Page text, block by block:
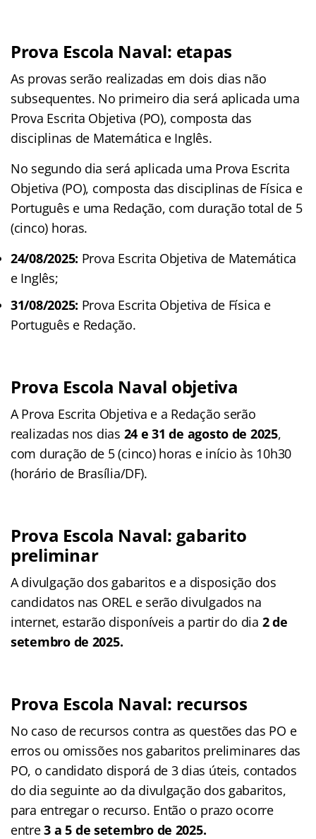
Prova Escola Naval: etapas
As provas serão realizadas em dois dias não
subsequentes. No primeiro dia será aplicada uma
Prova Escrita Objetiva (PO), composta das
disciplinas de Matemática e Inglês.
No segundo dia será aplicada uma Prova Escrita
Objetiva (PO), composta das disciplinas de Física e
Português e uma Redação, com duração total de 5
(cinco) horas.
24/08/2025: Prova Escrita Objetiva de Matemática
e Inglês;
31/08/2025: Prova Escrita Objetiva de Física e
Português e Redação.
Prova Escola Naval objetiva
A Prova Escrita Objetiva e a Redação serão
realizadas nos dias 24 e 31 de agosto de 2025,
com duração de 5 (cinco) horas e início às 10h30
(horário de Brasília/DF).
Prova Escola Naval: gabarito
preliminar
A divulgação dos gabaritos e a disposição dos
candidatos nas OREL e serão divulgados na
internet, estarão disponíveis a partir do dia 2 de
setembro de 2025.
Prova Escola Naval: recursos
No caso de recursos contra as questões das PO e
erros ou omissões nos gabaritos preliminares das
PO, o candidato disporá de 3 dias úteis, contados
do dia seguinte ao da divulgação dos gabaritos,
para entregar o recurso. Então o prazo ocorre
entre3 a 5 de setembro de 2025.